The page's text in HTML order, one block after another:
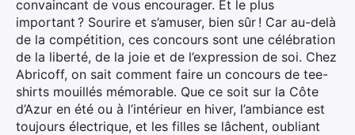
convaincant de vous encourager. Et le plus
important ? Sourire et s’amuser, bien sûr ! Car au-delà
de la compétition, ces concours sont une célébration
de la liberté, de la joie et de l’expression de soi. Chez
Abricoff, on sait comment faire un concours de tee-
shirts mouillés mémorable. Que ce soit sur la Côte
d’Azur en été ou à l’intérieur en hiver, l’ambiance est
toujours électrique, et les filles se lâchent, oubliant